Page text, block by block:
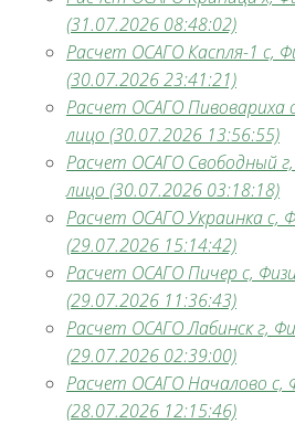
(31.07.2026 08:48:02)
Расчет ОСАГО Каспля-1 с,
(30.07.2026 23:41:21)
Расчет ОСАГО Пивовариха
лицо (30.07.2026 13:56:55)
Расчет ОСАГО Свободный г,
лицо (30.07.2026 03:18:18)
Расчет ОСАГО Украинка с,
(29.07.2026 15:14:42)
Расчет ОСАГО Пичер с,
(29.07.2026 11:36:43)
Расчет ОСАГО Лабинск г,
(29.07.2026 02:39:00)
Расчет ОСАГО Началово с,
(28.07.2026 12:15:46)